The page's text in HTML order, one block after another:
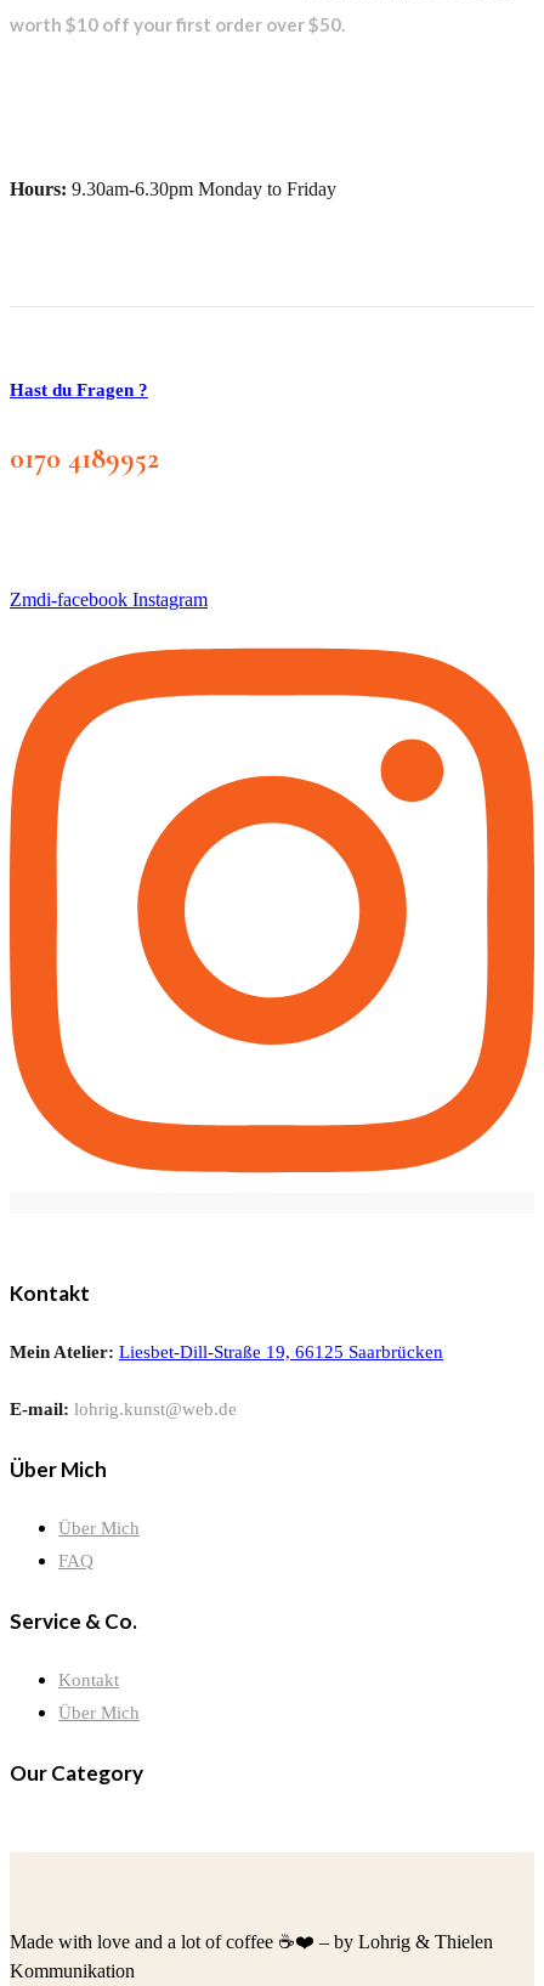
worth $10 off your first order over $50.
Hours: 9.30am-6.30pm Monday to Friday
Hast du Fragen ?
0170 4189952
Zmdi-facebook Instagram
Kontakt
Mein Atelier: Liesbet-Dill-Straße 19, 66125 Saarbrücken
E-mail: lohrig.kunst@web.de
Über Mich
Über Mich
FAQ
Service & Co.
Kontakt
Über Mich
Our Category
Made with love and a lot of coffee ☕️❤️ – by Lohrig & Thielen
Kommunikation